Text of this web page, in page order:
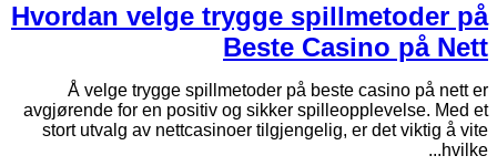
Hvordan velge trygge spillmetoder på
Beste Casino på Nett
Å velge trygge spillmetoder på beste casino på nett er
avgjørende for en positiv og sikker spilleopplevelse. Med et
stort utvalg av nettcasinoer tilgjengelig, er det viktig å vite
hvilke...